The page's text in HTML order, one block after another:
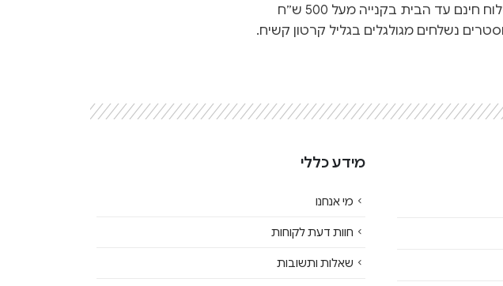
חינם עד הבית בקנייה מעל 500 ש״ח
נשלחים מגולגלים בגליל קרטון קשיח.
מידע כללי
מי אנחנו
חוות דעת לקוחות
שאלות ותשובות